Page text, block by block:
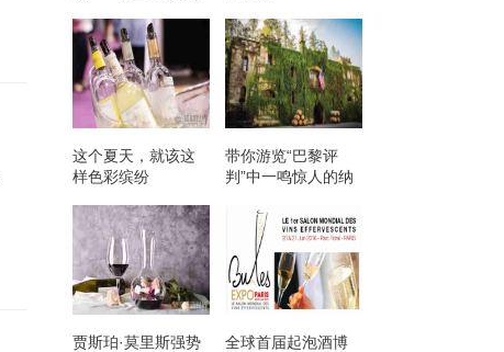
这个夏天，就该这
样色彩缤纷
带你游览“巴黎评
判”中一鸣惊人的纳
贾斯珀·莫里斯强势
全球首届起泡酒博